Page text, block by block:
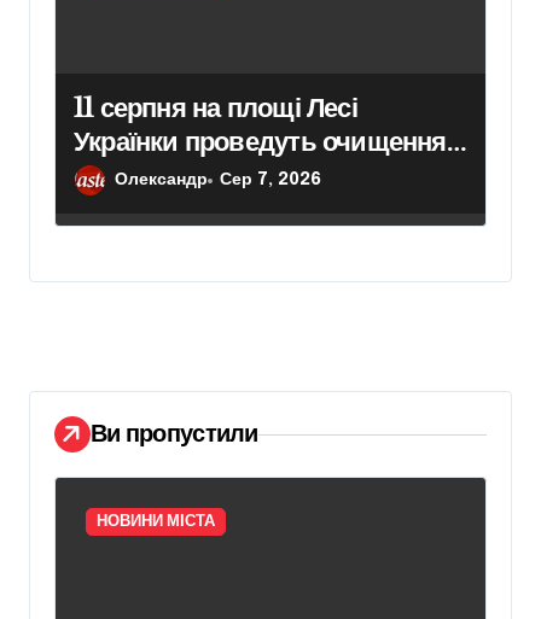
11 серпня на площі Лесі
Українки проведуть очищення
пам’ятника поетесі
Олександр Сер 7, 2026
Ви пропустили
НОВИНИ МІСТА